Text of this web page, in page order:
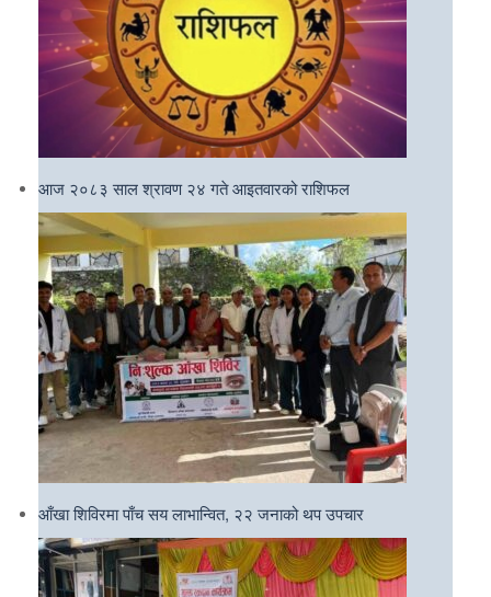
आज २०८३ साल श्रावण २४ गते आइतवारको राशिफल
आँखा शिविरमा पाँच सय लाभान्वित, २२ जनाको थप उपचार